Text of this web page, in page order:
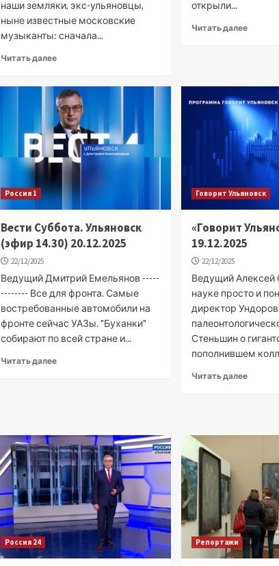
наши земляки, экс-ульяновцы,
ныне известные московские
музыканты: сначала...
Читать далее
открыли...
Читать далее
Россия 1
Вести Суббота. Ульяновск
(эфир 14.30) 20.12.2025
22/12/2025
Ведущий Дмитрий Емельянов -----
-------- Все для фронта. Самые
востребованные автомобили на
фронте сейчас УАЗы. "Буханки"
собирают по всей стране и...
Читать далее
Говорит Ульяновск
«Говорит
19.12.2025
22/12/2025
Ведущий Алексей
науке просто и
директор
Стеньшин о
пополнившем
Читать далее
Россия 24 Репортажи